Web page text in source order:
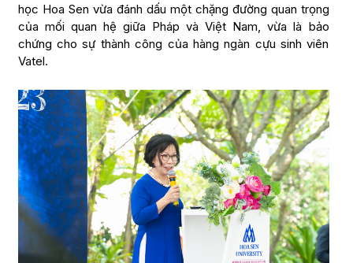
học Hoa Sen vừa đánh dấu một chặng đường quan trọng
của mối quan hệ giữa Pháp và Việt Nam, vừa là bảo
chứng cho sự thành công của hàng ngàn cựu sinh viên
Vatel.